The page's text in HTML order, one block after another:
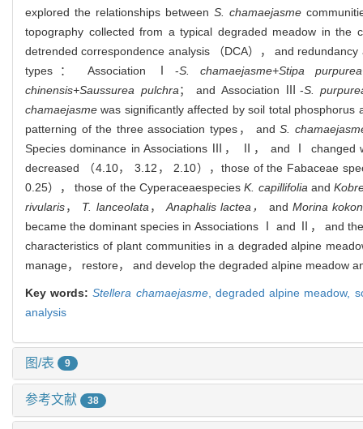
explored the relationships between S. chamaejasme
topography collected from a typical degraded meadow in the
detrended correspondence analysis （DCA）， and
types： Association Ⅰ-S. chamaejasme+Stipa
chinensis+Saussurea pulchra； and Association Ⅲ-S.
chamaejasme was significantly affected by soil total
patterning of the three association types， andS.
Species dominance in Associations Ⅲ， Ⅱ， and Ⅰ changed
decreased （4.10， 3.12， 2.10）， those of the Fabaceae
0.25）， those of the CyperaceaespeciesK. capillifolia and
rivularis， T. lanceolata ，Anaphalis lactea， and Morina
became the dominant species in Associations Ⅰ and Ⅱ， and
characteristics of plant communities in a degraded alpine
manage， restore， and develop the degraded alpine meadow
Key words:Stellera chamaejasme, degraded alpine meadow,
analysis
图/表 9
参考文献 38